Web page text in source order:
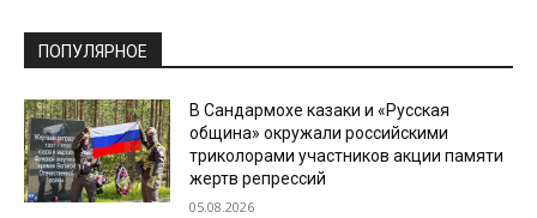
ПОПУЛЯРНОЕ
В Сандармохе казаки и «Русская
община» окружали российскими
триколорами участников акции памяти
жертв репрессий
05.08.2026